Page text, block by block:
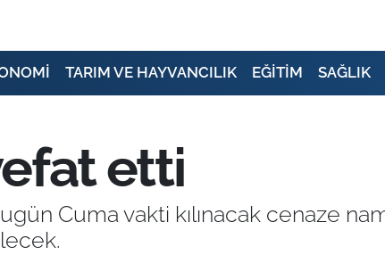
TARIM VE HAYVANCILIK EĞİTİM SAĞLIK
etti
Cuma vakti kılınacak cenaze